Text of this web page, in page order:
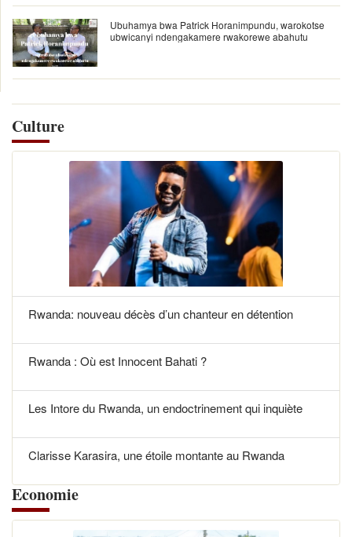
Ubuhamya bwa Patrick Horanimpundu, warokotse
ubwicanyi ndengakamere rwakorewe abahutu
Culture
Rwanda: nouveau décès d’un chanteur en détention
Rwanda : Où est Innocent Bahati ?
Les Intore du Rwanda, un endoctrinement qui inquiète
Clarisse Karasira, une étoile montante au Rwanda
Economie